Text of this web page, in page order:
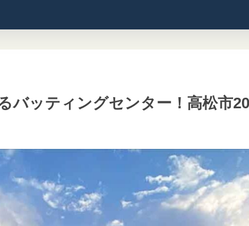
バッティングセンター！高松市